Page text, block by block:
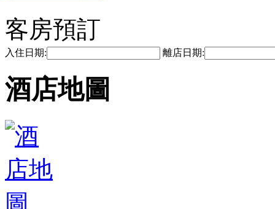
客房預訂
入住日期: 離店日期:
酒店地圖